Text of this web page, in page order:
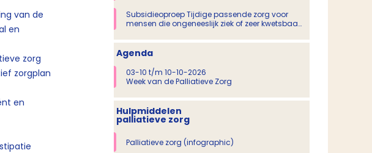
van de
en
zorg
zorgplan
en
Subsidieoproep Tijdige passende zorg voor
mensen die ongeneeslijk ziek of zeer kwetsbaar
Agenda
03-10 t/m 10-10-2026
Week van de Palliatieve Zorg
Hulpmiddelen
palliatieve zorg
Palliatieve zorg (infographic)